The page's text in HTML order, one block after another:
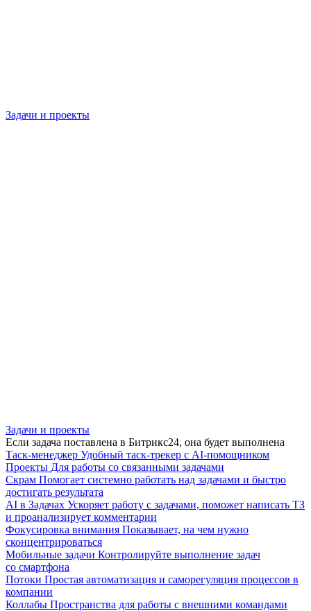
Задачи и проекты
Задачи и проекты
Если задача поставлена в Битрикс24, она будет выполнена
Таск-менеджер Удобный таск-трекер с AI-помощником
Проекты Для работы со связанными задачами
Скрам Помогает системно работать над задачами и быстро
достигать результата
AI в Задачах Ускоряет работу с задачами, поможет написать ТЗ
и проанализирует комментарии
Фокусировка внимания Показывает, на чем нужно
сконцентрироваться
Мобильные задачи Контролируйте выполнение задач
со смартфона
Потоки Простая автоматизация и саморегуляция процессов в
компании
Коллабы Пространства для работы с внешними командами